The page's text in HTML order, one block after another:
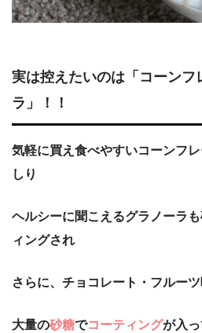
実は控えたいのは「コーンフ
ラ」！！
気軽に買え食べやすいコーンフ
しり
ヘルシーに聞こえるグラノーラ
ィングされ
さらに、チョコレート・フルー
大量の砂糖でコーティングが入